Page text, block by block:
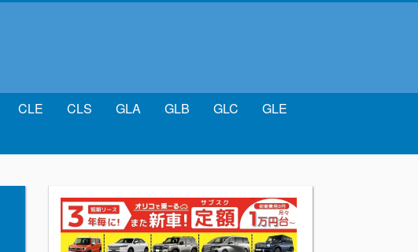
CLE CLS GLA GLB GLC
GLE